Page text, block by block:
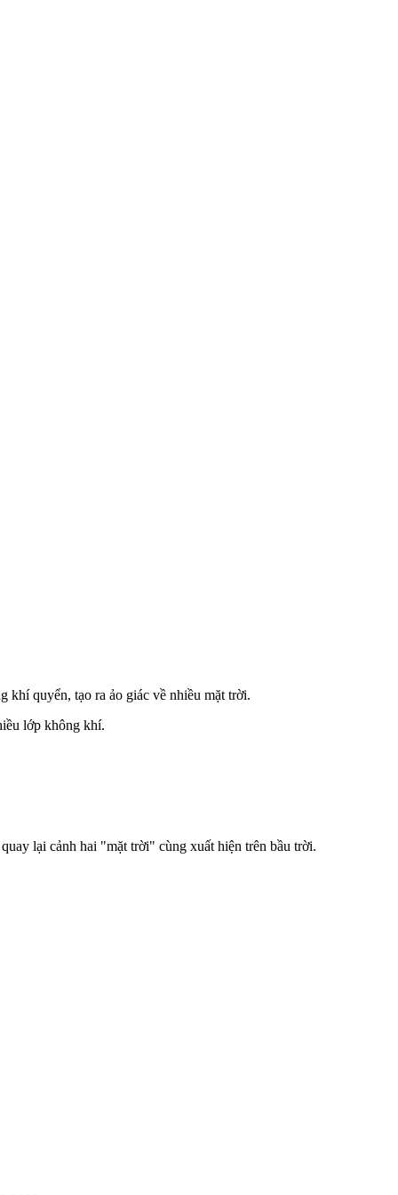
khí quyển, tạo ra ảo giác về nhiều mặt trời.
lớp không khí.
lại cảnh hai "mặt trời" cùng xuất hiện trên bầu trời.